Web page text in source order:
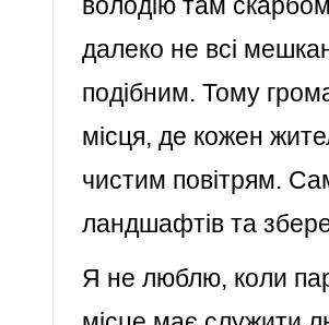
володію там
далеко не всі
подібним. Тому
місця, де кожен
чистим повітрям.
ландшафтів та
Я не люблю, коли